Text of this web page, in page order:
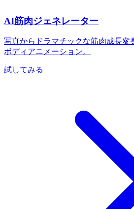
AI筋肉ジェネレーター
写真からドラマチックな筋肉成長変
ボディアニメーション。
試してみる